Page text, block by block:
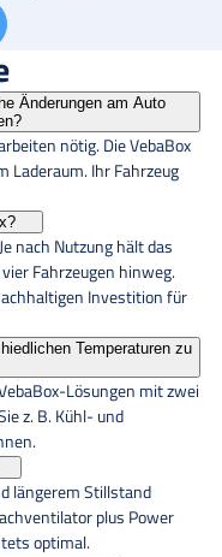
Änderungen am Auto
nötig. Die VebaBox
Laderaum. Ihr Fahrzeug
nach Nutzung hält das
Fahrzeugen hinweg.
Investition für
Temperaturen zu
Lösungen mit zwei
z. B. Kühl- und
längerem Stillstand
plus Power
optimal.